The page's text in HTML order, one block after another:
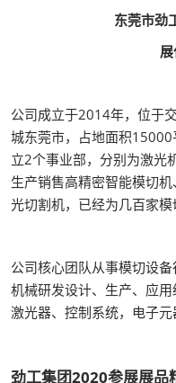
东莞市劲
公司成立于2014年，位于
城东莞市，占地面积
立2个事业部，分别为激光
生产销售高精密智能模切
光切割机，已经为几百家模
公司核心团队从事模切设
机械研发设计、生产、应用
激光器、控制系统，电子元
劲工集团2020参展展品